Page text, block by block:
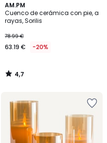
AM.PM
Cuenco de cerámica con pie, a
rayas, Sorilis
78.99 €
63.19 € -20%
4,7
/ 5
4,7
/